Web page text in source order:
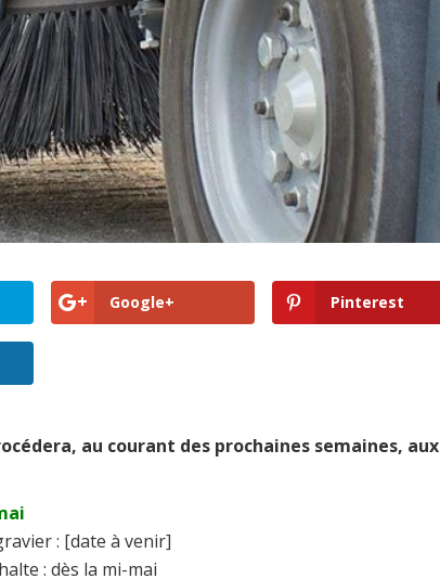
Google+ Pinterest
au courant des prochaines semaines, aux
: [date à venir]
: dès la mi-mai